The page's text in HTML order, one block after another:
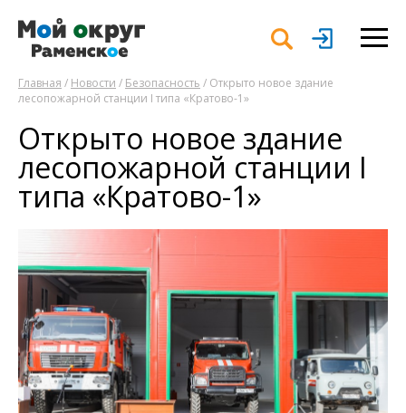
Главная / Новости / Безопасность / Открыто новое здание
лесопожарной станции I типа «Кратово-1»
Открыто новое здание
лесопожарной станции I
типа «Кратово-1»